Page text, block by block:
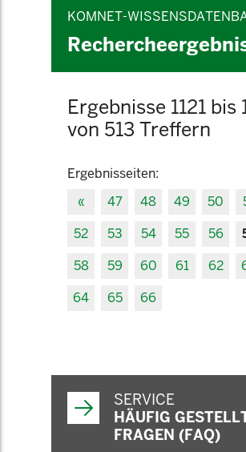
KOMNET-
Ergebnisse 1121 bis
von 513 Treffern
Ergebnisseiten:
«
47 48 49 50
52
53 54 55 56
58
59 60 61 62
64
65 66
SERVICE
HÄUFIG
FRAGEN (FAQ)